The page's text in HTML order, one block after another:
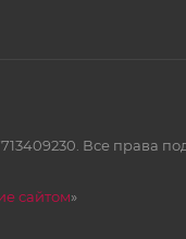
Все права
сайтом»